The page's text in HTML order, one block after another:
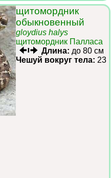
щитомордник
обыкновенный
gloydius halys
щитомордник Палласа
Длина: до 80 см
Чешуй вокруг тела: 23